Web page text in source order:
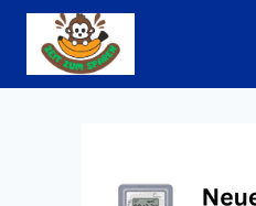
Zum
Inhalt
springen